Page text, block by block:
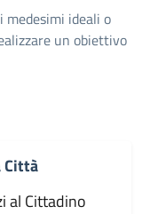
medesimi ideali o
un obiettivo
Città
al Cittadino